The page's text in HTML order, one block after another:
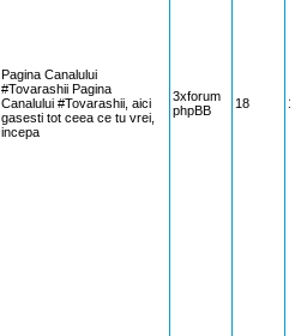
Pagina Canalului
#Tovarashii Pagina
Canalului #Tovarashii, aici
gasesti tot ceea ce tu vrei,
incepa
3xforum
phpBB
18